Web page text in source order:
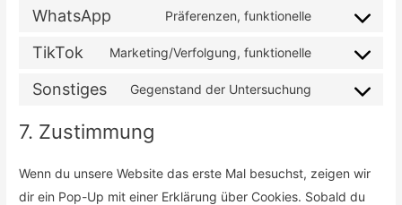
facebook
instagram
WhatsApp Präferenzen, funktionelle
Consent
whatsapp
TikTok Marketing/Verfolgung, funktionelle
Consent
Sonstiges Gegenstand der Untersuchung
Consent
sonstiges
7. Zustimmung
Wenn du unsere Website das erste Mal besuchst, zeigen wir
dir ein Pop-Up mit einer Erklärung über Cookies. Sobald du